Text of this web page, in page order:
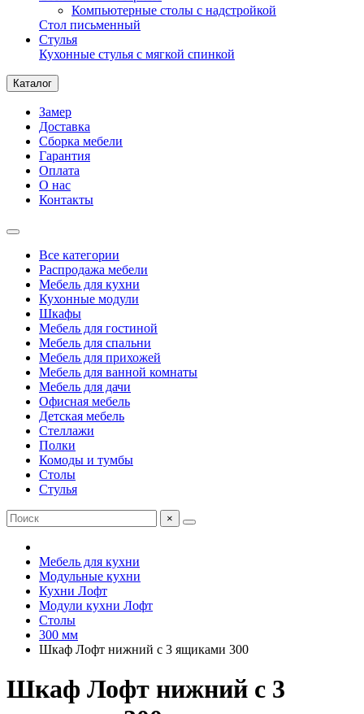
Компьютерные столы с надстройкой
Стол письменный
Стулья
Кухонные стулья с мягкой спинкой
Каталог
Замер
Доставка
Сборка мебели
Гарантия
Оплата
О нас
Контакты
Все категории
Распродажа мебели
Мебель для кухни
Кухонные модули
Шкафы
Мебель для гостиной
Мебель для спальни
Мебель для прихожей
Мебель для ванной комнаты
Мебель для дачи
Офисная мебель
Детская мебель
Стеллажи
Полки
Комоды и тумбы
Столы
Стулья
×
Мебель для кухни
Модульные кухни
Кухни Лофт
Модули кухни Лофт
Столы
300 мм
Шкаф Лофт нижний с 3 ящиками 300
Шкаф Лофт нижний с 3